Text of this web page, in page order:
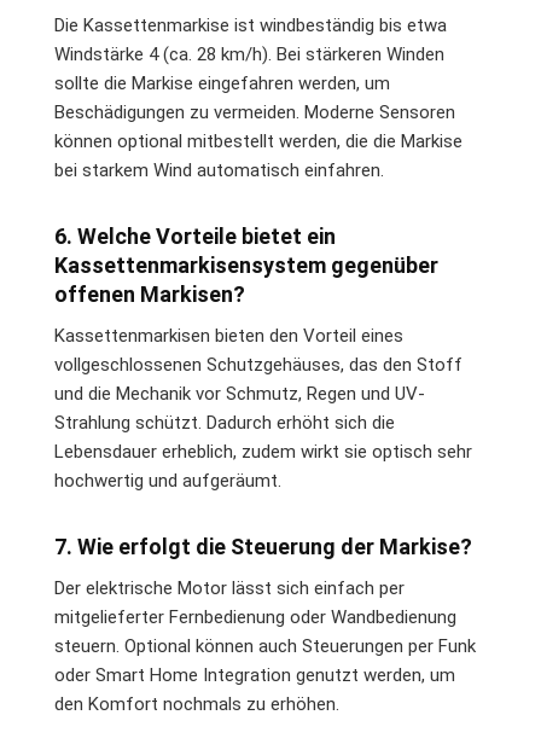
Die Kassettenmarkise ist windbeständig bis etwa
Windstärke 4 (ca. 28 km/h). Bei stärkeren Winden
sollte die Markise eingefahren werden, um
Beschädigungen zu vermeiden. Moderne Sensoren
können optional mitbestellt werden, die die Markise
bei starkem Wind automatisch einfahren.
6. Welche Vorteile bietet ein
Kassettenmarkisensystem gegenüber
offenen Markisen?
Kassettenmarkisen bieten den Vorteil eines
vollgeschlossenen Schutzgehäuses, das den Stoff
und die Mechanik vor Schmutz, Regen und UV-
Strahlung schützt. Dadurch erhöht sich die
Lebensdauer erheblich, zudem wirkt sie optisch sehr
hochwertig und aufgeräumt.
7. Wie erfolgt die Steuerung der Markise?
Der elektrische Motor lässt sich einfach per
mitgelieferter Fernbedienung oder Wandbedienung
steuern. Optional können auch Steuerungen per Funk
oder Smart Home Integration genutzt werden, um
den Komfort nochmals zu erhöhen.